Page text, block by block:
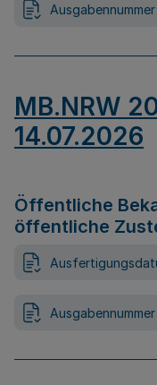
Ausgabennummer
MB.NRW
14.07.2026
Öffentliche
öffentliche
Ausgabennummer